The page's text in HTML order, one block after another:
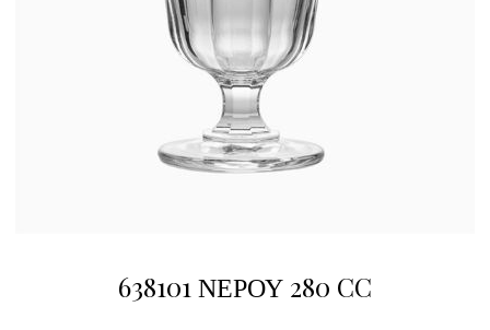
638101 ΝΕΡΟΥ 280 CC